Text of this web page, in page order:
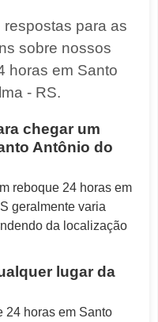
para as
sobre nossos
horas em Santo
- RS.
chegar um
Antônio do
reboque 24 horas em
geralmente varia
da localização
lugar da
24 horas em Santo